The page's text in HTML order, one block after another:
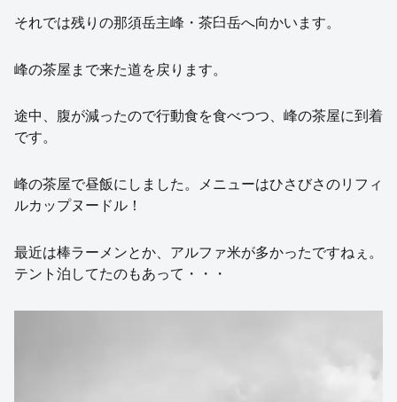
それでは残りの那須岳主峰・茶臼岳へ向かいます。
峰の茶屋まで来た道を戻ります。
途中、腹が減ったので行動食を食べつつ、峰の茶屋に到着
です。
峰の茶屋で昼飯にしました。メニューはひさびさのリフィ
ルカップヌードル！
最近は棒ラーメンとか、アルファ米が多かったですねぇ。
テント泊してたのもあって・・・